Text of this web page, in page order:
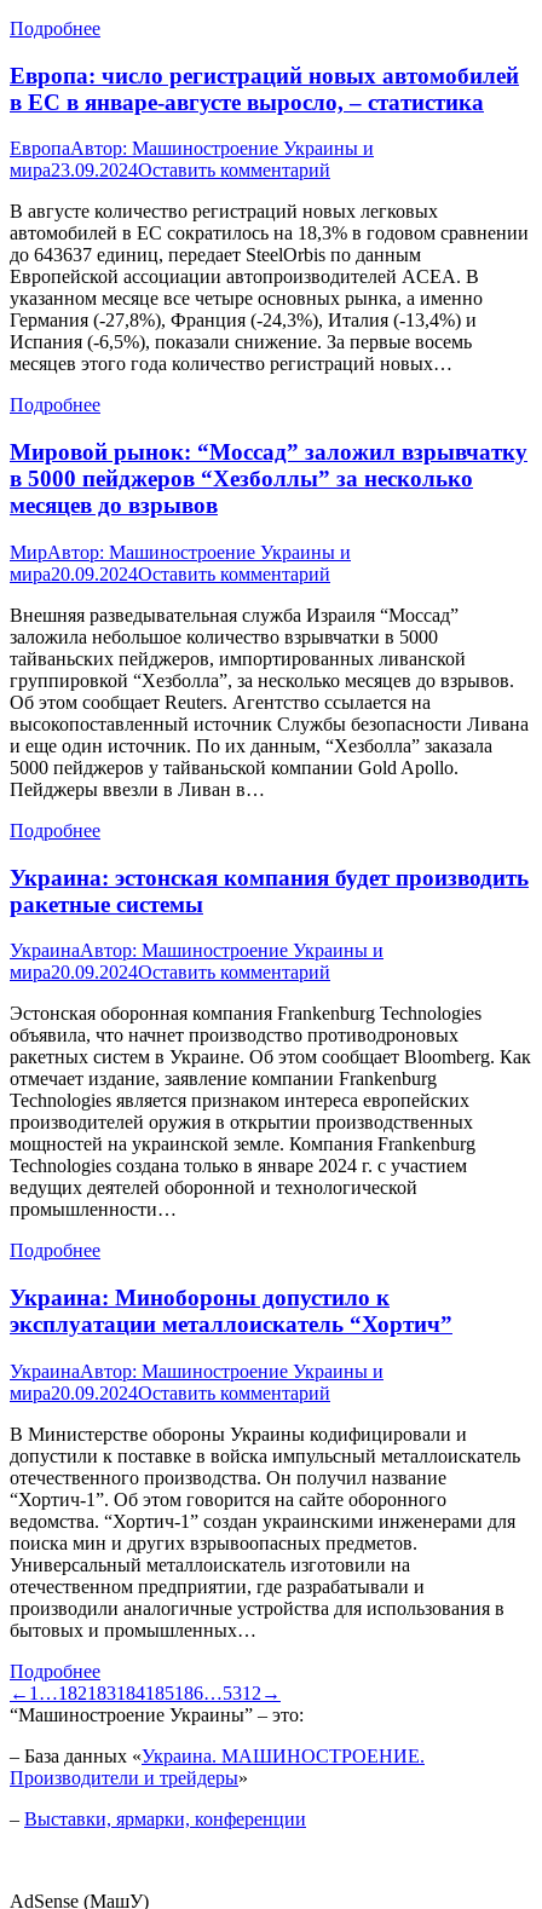
Подробнее
Европа: число регистраций новых автомобилей
в ЕС в январе-августе выросло, – статистика
ЕвропаАвтор: Машиностроение Украины и
мира23.09.2024Оставить комментарий
В августе количество регистраций новых легковых
автомобилей в ЕС сократилось на 18,3% в годовом сравнении
до 643637 единиц, передает SteelOrbis по данным
Европейской ассоциации автопроизводителей ACEA. В
указанном месяце все четыре основных рынка, а именно
Германия (-27,8%), Франция (-24,3%), Италия (-13,4%) и
Испания (-6,5%), показали снижение. За первые восемь
месяцев этого года количество регистраций новых…
Подробнее
Мировой рынок: “Моссад” заложил взрывчатку
в 5000 пейджеров “Хезболлы” за несколько
месяцев до взрывов
МирАвтор: Машиностроение Украины и
мира20.09.2024Оставить комментарий
Внешняя разведывательная служба Израиля “Моссад”
заложила небольшое количество взрывчатки в 5000
тайваньских пейджеров, импортированных ливанской
группировкой “Хезболла”, за несколько месяцев до взрывов.
Об этом сообщает Reuters. Агентство ссылается на
высокопоставленный источник Службы безопасности Ливана
и еще один источник. По их данным, “Хезболла” заказала
5000 пейджеров у тайваньской компании Gold Apollo.
Пейджеры ввезли в Ливан в…
Подробнее
Украина: эстонская компания будет производить
ракетные системы
УкраинаАвтор: Машиностроение Украины и
мира20.09.2024Оставить комментарий
Эстонская оборонная компания Frankenburg Technologies
объявила, что начнет производство противодроновых
ракетных систем в Украине. Об этом сообщает Bloomberg. Как
отмечает издание, заявление компании Frankenburg
Technologies является признаком интереса европейских
производителей оружия в открытии производственных
мощностей на украинской земле. Компания Frankenburg
Technologies создана только в январе 2024 г. с участием
ведущих деятелей оборонной и технологической
промышленности…
Подробнее
Украина: Минобороны допустило к
эксплуатации металлоискатель “Хортич”
УкраинаАвтор: Машиностроение Украины и
мира20.09.2024Оставить комментарий
В Министерстве обороны Украины кодифицировали и
допустили к поставке в войска импульсный металлоискатель
отечественного производства. Он получил название
“Хортич-1”. Об этом говорится на сайте оборонного
ведомства. “Хортич-1” создан украинскими инженерами для
поиска мин и других взрывоопасных предметов.
Универсальный металлоискатель изготовили на
отечественном предприятии, где разрабатывали и
производили аналогичные устройства для использования в
бытовых и промышленных…
Подробнее
← 1 …182183184185186…5312 →
“Машиностроение Украины” – это:
– База данных «Украина. МАШИНОСТРОЕНИЕ.
Производители и трейдеры»
– Выставки, ярмарки, конференции
AdSense (МашУ)